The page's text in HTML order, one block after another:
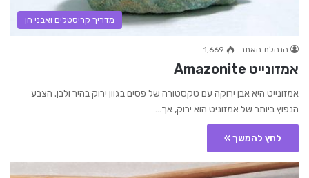
מדריך קריסטלים ואבני חן
הנהלת האתר 1,669
אמזונייט Amazonite
אמזונייט היא אבן ירוקה עם טקסטורה של פסים בגוון ירוק בהיר ולבן. הצבע
הנפוץ ביותר של אמזוניט הוא ירוק, אך…
לחץ להמשך »